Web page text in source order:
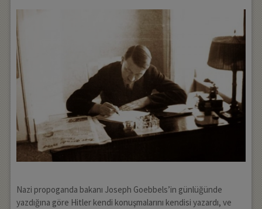
Nazi propoganda bakanı Joseph Goebbels’in günlüğünde
yazdığına göre Hitler kendi konuşmalarını kendisi yazardı, ve